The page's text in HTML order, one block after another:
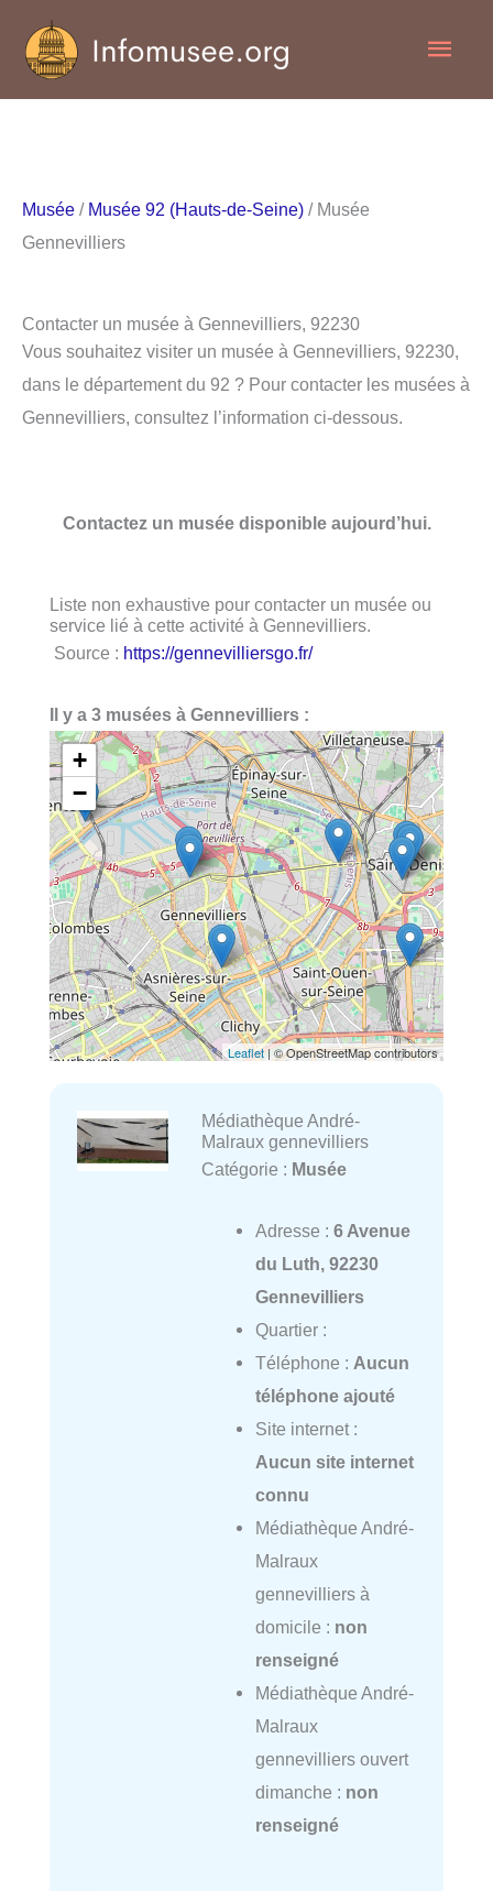
contenu
Musée / Musée 92 (Hauts-de-Seine) / Musée
Gennevilliers
Contacter un musée à Gennevilliers, 92230
Vous souhaitez visiter un musée à Gennevilliers, 92230,
dans le département du 92 ? Pour contacter les musées à
Gennevilliers, consultez l’information ci-dessous.
Contactez un musée disponible aujourd’hui.
Liste non exhaustive pour contacter un musée ou
service lié à cette activité à Gennevilliers.
Source : https://gennevilliersgo.fr/
Il y a 3 musées à Gennevilliers :
+
−
Leaflet| © OpenStreetMap contributors
Médiathèque André-
Malraux gennevilliers
Catégorie : Musée
Adresse : 6 Avenue
du Luth, 92230
Gennevilliers
Quartier :
Téléphone : Aucun
téléphone ajouté
Site internet :
Aucun site internet
connu
Médiathèque André-
Malraux
gennevilliers à
domicile : non
renseigné
Médiathèque André-
Malraux
gennevilliers ouvert
dimanche : non
renseigné